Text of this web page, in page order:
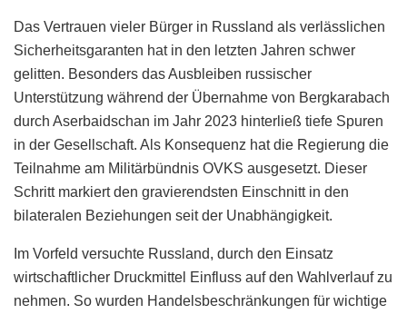
Das Vertrauen vieler Bürger in Russland als verlässlichen
Sicherheitsgaranten hat in den letzten Jahren schwer
gelitten. Besonders das Ausbleiben russischer
Unterstützung während der Übernahme von Bergkarabach
durch Aserbaidschan im Jahr 2023 hinterließ tiefe Spuren
in der Gesellschaft. Als Konsequenz hat die Regierung die
Teilnahme am Militärbündnis OVKS ausgesetzt. Dieser
Schritt markiert den gravierendsten Einschnitt in den
bilateralen Beziehungen seit der Unabhängigkeit.
Im Vorfeld versuchte Russland, durch den Einsatz
wirtschaftlicher Druckmittel Einfluss auf den Wahlverlauf zu
nehmen. So wurden Handelsbeschränkungen für wichtige